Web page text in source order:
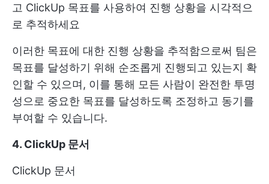
고 ClickUp 목표를 사용하여 진행 상황을 시각적으
로 추적하세요
이러한 목표에 대한 진행 상황을 추적함으로써 팀은
목표를 달성하기 위해 순조롭게 진행되고 있는지 확
인할 수 있으며, 이를 통해 모든 사람이 완전한 투명
성으로 중요한 목표를 달성하도록 조정하고 동기를
부여할 수 있습니다.
4. ClickUp 문서
ClickUp 문서